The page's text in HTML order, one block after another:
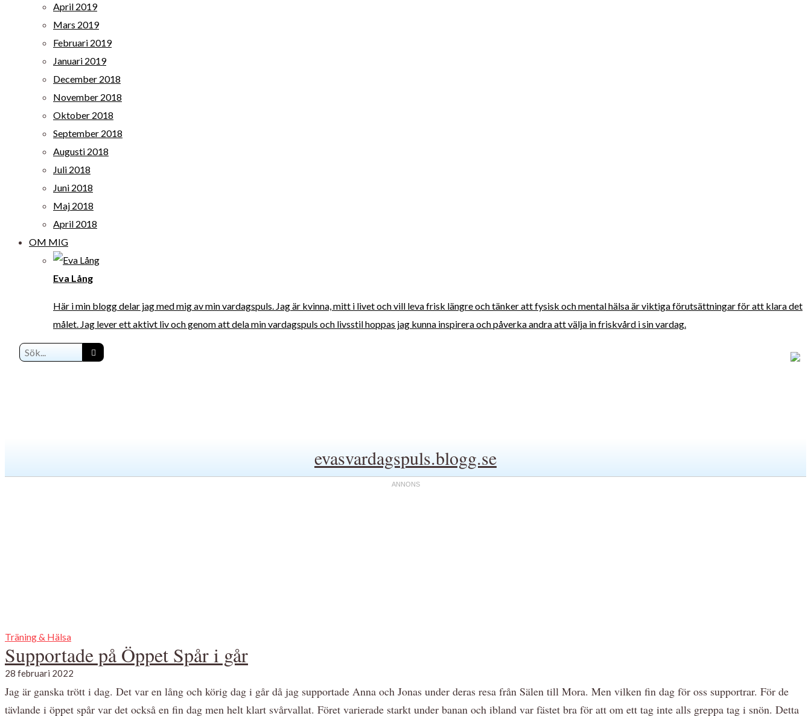
April 2019
Mars 2019
Februari 2019
Januari 2019
December 2018
November 2018
Oktober 2018
September 2018
Augusti 2018
Juli 2018
Juni 2018
Maj 2018
April 2018
OM MIG
Eva Lång
Här i min blogg delar jag med mig av min vardagspuls. Jag är kvinna, mitt i livet och vill leva frisk längre och tänker att fysisk och mental hälsa är viktiga förutsättningar för att klara det
målet. Jag lever ett aktivt liv och genom att dela min vardagspuls och livsstil hoppas jag kunna inspirera och påverka andra att välja in friskvård i sin vardag.
evasvardagspuls.blogg.se
Träning & Hälsa
Supportade på Öppet Spår i går
28 februari 2022
Jag är ganska trött i dag. Det var en lång och körig dag i går då jag supportade Anna och Jonas under deras resa från Sälen till Mora. Men vilken fin dag för oss supportrar. För de
tävlande i öppet spår var det också en fin dag men helt klart svårvallat. Föret varierade starkt under banan och ibland var fästet bra för att om ett tag inte alls greppa tag i snön. Detta